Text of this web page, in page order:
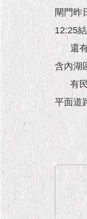
閘門昨
12:25
還有
含內湖
有民
平面道